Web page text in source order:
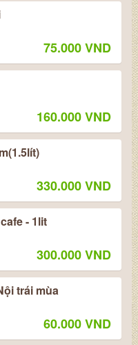
75.000 VND
160.000 VND
330.000 VND
- 1lit
300.000 VND
trái mùa
60.000 VND